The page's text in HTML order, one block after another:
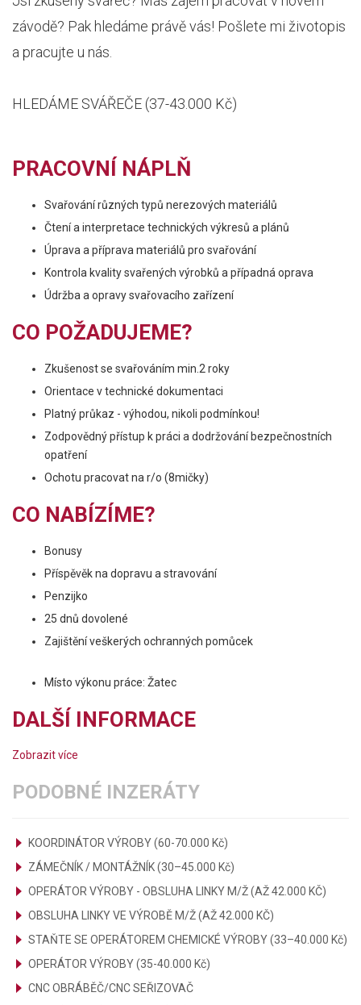
závodě? Pak hledáme právě vás! Pošlete mi životopis
a pracujte u nás.
HLEDÁME SVÁŘEČE (37-43.000 Kč)
PRACOVNÍ NÁPLŇ
Svařování různých typů nerezových materiálů
Čtení a interpretace technických výkresů a plánů
Úprava a příprava materiálů pro svařování
Kontrola kvality svařených výrobků a případná oprava
Údržba a opravy svařovacího zařízení
CO POŽADUJEME?
Zkušenost se svařováním min.2 roky
Orientace v technické dokumentaci
Platný průkaz - výhodou, nikoli podmínkou!
Zodpovědný přístup k práci a dodržování bezpečnostních
opatření
Ochotu pracovat na r/o (8mičky)
CO NABÍZÍME?
Bonusy
Příspěvěk na dopravu a stravování
Penzijko
25 dnů dovolené
Zajištění veškerých ochranných pomůcek
Místo výkonu práce: Žatec
DALŠÍ INFORMACE
Zobrazit více
PODOBNÉ INZERÁTY
KOORDINÁTOR VÝROBY (60-70.000 Kč)
ZÁMEČNÍK / MONTÁŽNÍK (30–45.000 Kč)
OPERÁTOR VÝROBY - OBSLUHA LINKY M/Ž (AŽ 42.000 KČ)
OBSLUHA LINKY VE VÝROBĚ M/Ž (AŽ 42.000 KČ)
STAŇTE SE OPERÁTOREM CHEMICKÉ VÝROBY (33–40.000 Kč)
OPERÁTOR VÝROBY (35-40.000 Kč)
CNC OBRÁBĚČ/CNC SEŘIZOVAČ